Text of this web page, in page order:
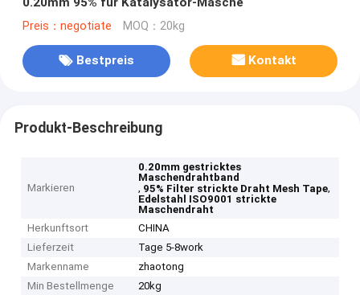
Preis：negotiate MOQ：20kg
Bestpreis Kontakt
Produkt-Beschreibung
Markieren
0.20mm gestricktes
Maschendrahtband
, 95% Filter strickte Draht Mesh Tape,
Edelstahl ISO9001 strickte
Maschendraht
Herkunftsort
CHINA
Lieferzeit
Tage 5-8work
Markenname
zhaotong
Min Bestellmenge
20kg